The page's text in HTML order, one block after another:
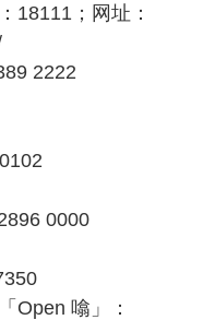
18111；网址：
2222
0000
Open 噏」：